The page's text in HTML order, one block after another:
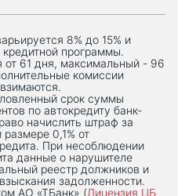
8% до 15% и
кредитной программы.
61 дня, максимальный - 96
комиссии
срок суммы
по автокредиту банк-
начислить штраф за
0,1% от
При несоблюдении
данные о нарушителе
реестр должников и
задолженности.
АО «ТБанк» (Лицензия ЦБ